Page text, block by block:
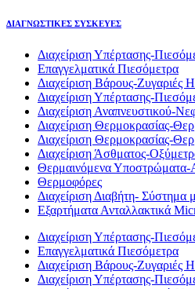
ΔΙΑΓΝΩΣΤΙΚΕΣ ΣΥΣΚΕΥΕΣ
Διαχείριση Υπέρτασης-
Επαγγελματικά Πιεσόμετρα
Διαχείριση Βάρους-Ζυγαριές
Διαχείριση Υπέρτασης-
Διαχείριση Αναπνευστικού-
Διαχείριση Θερμοκρασίας-
Διαχείριση Θερμοκρασίας-
Διαχείριση Άσθματος-
Θερμαινόμενα Υποστρώματα-
Θερμοφόρες
Διαχείριση Διαβήτη-
Εξαρτήματα Ανταλλακτικά
Διαχείριση Υπέρτασης-
Επαγγελματικά Πιεσόμετρα
Διαχείριση Βάρους-Ζυγαριές
Διαχείριση Υπέρτασης-